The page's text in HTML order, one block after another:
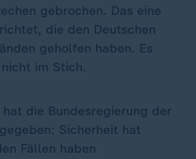
gebrochen. Das eine
die den Deutschen
geholfen haben. Es
im Stich.
hat die Bundesregierung der
Sicherheit hat
Fällen haben